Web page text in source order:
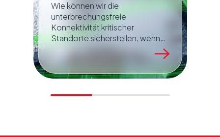
Wie können wir die
unterbrechungsfreie
Konnektivität kritischer
Standorte sicherstellen, wenn
Ausfallzeiten erhebliche
Auswirkungen auf deren Betrieb
haben? Es geht darum, der
Lösung zusätzliche
Resilienzebenen hinzuzufügen.